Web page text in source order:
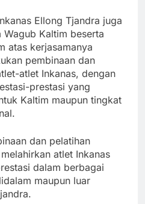
Ellong Tjandra juga
Kaltim beserta
atas kerjasamanya
pembinaan dan
atlet Inkanas, dengan
prestasi yang
Kaltim maupun tingkat
dan pelatihan
atlet Inkanas
dalam berbagai
maupun luar